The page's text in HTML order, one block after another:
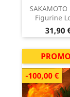
SAKAMOTO
Figurine
Prix
31,90
-100,00 €